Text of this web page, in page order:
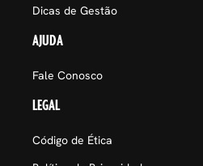
Dicas de Gestão
AJUDA
Fale Conosco
LEGAL
Código de Ética